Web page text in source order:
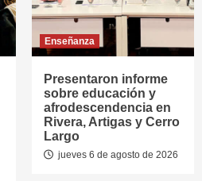
Enseñanza
Presentaron informe
sobre educación y
afrodescendencia en
Rivera, Artigas y Cerro
Largo
jueves 6 de agosto de 2026